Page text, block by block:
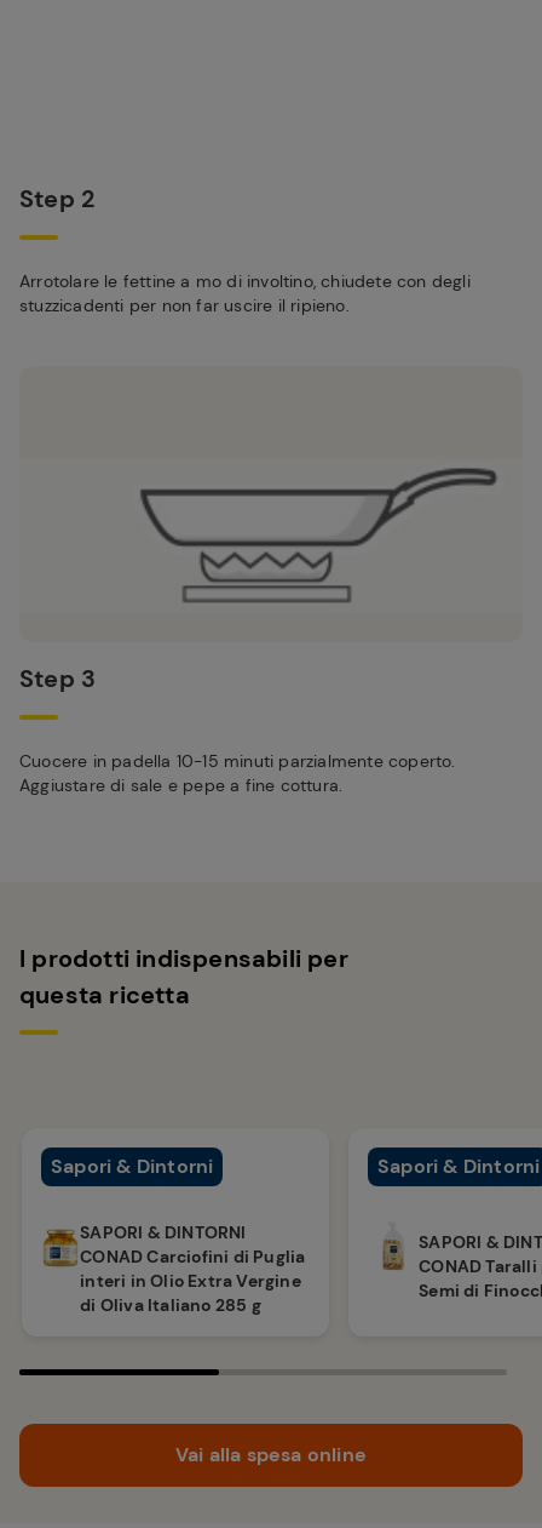
Step 2
Arrotolare le fettine a mo di involtino, chiudete con degli
stuzzicadenti per non far uscire il ripieno.
Step 3
Cuocere in padella 10-15 minuti parzialmente coperto.
Aggiustare di sale e pepe a fine cottura.
I prodotti indispensabili per
questa ricetta
Sapori & Dintorni
SAPORI & DINTORNI
CONAD Carciofini di Puglia
interi in Olio Extra Vergine
di Oliva Italiano 285 g
Sapori & Dintorni
SAPORI &
CONAD
Semi di
Vai alla spesa online